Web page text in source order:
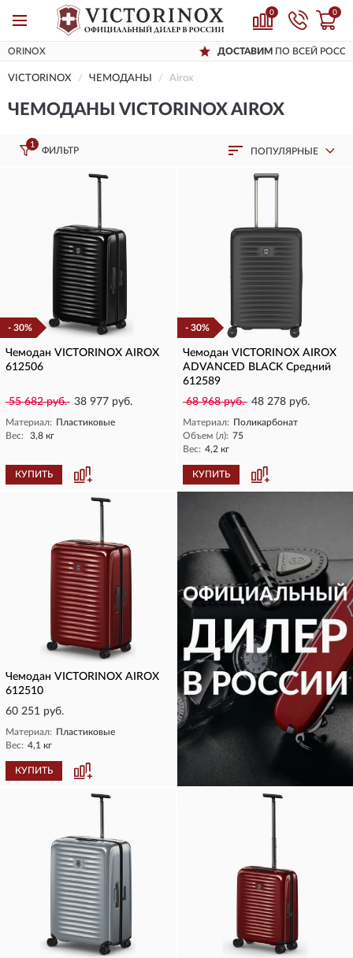
0 0
ДОСТАВИМПО ВСЕЙ РОССИИ
VICTORINOX ЧЕМОДАНЫ Airox
ЧЕМОДАНЫ VICTORINOX AIROX
1
ФИЛЬТР ПОПУЛЯРНЫЕ
- 30%
Чемодан VICTORINOX AIROX
612506
55 682 руб. 38 977 руб.
Материал: Пластиковые
Вес:
3,8 кг
КУПИТЬ
- 30%
Чемодан VICTORINOX AIROX
ADVANCED BLACK Средний
612589
68 968 руб. 48 278 руб.
Материал: Поликарбонат
Объем (л): 75
Вес: 4,2 кг
КУПИТЬ
Чемодан VICTORINOX AIROX
612510
60 251 руб.
Материал: Пластиковые
Вес: 4,1 кг
КУПИТЬ